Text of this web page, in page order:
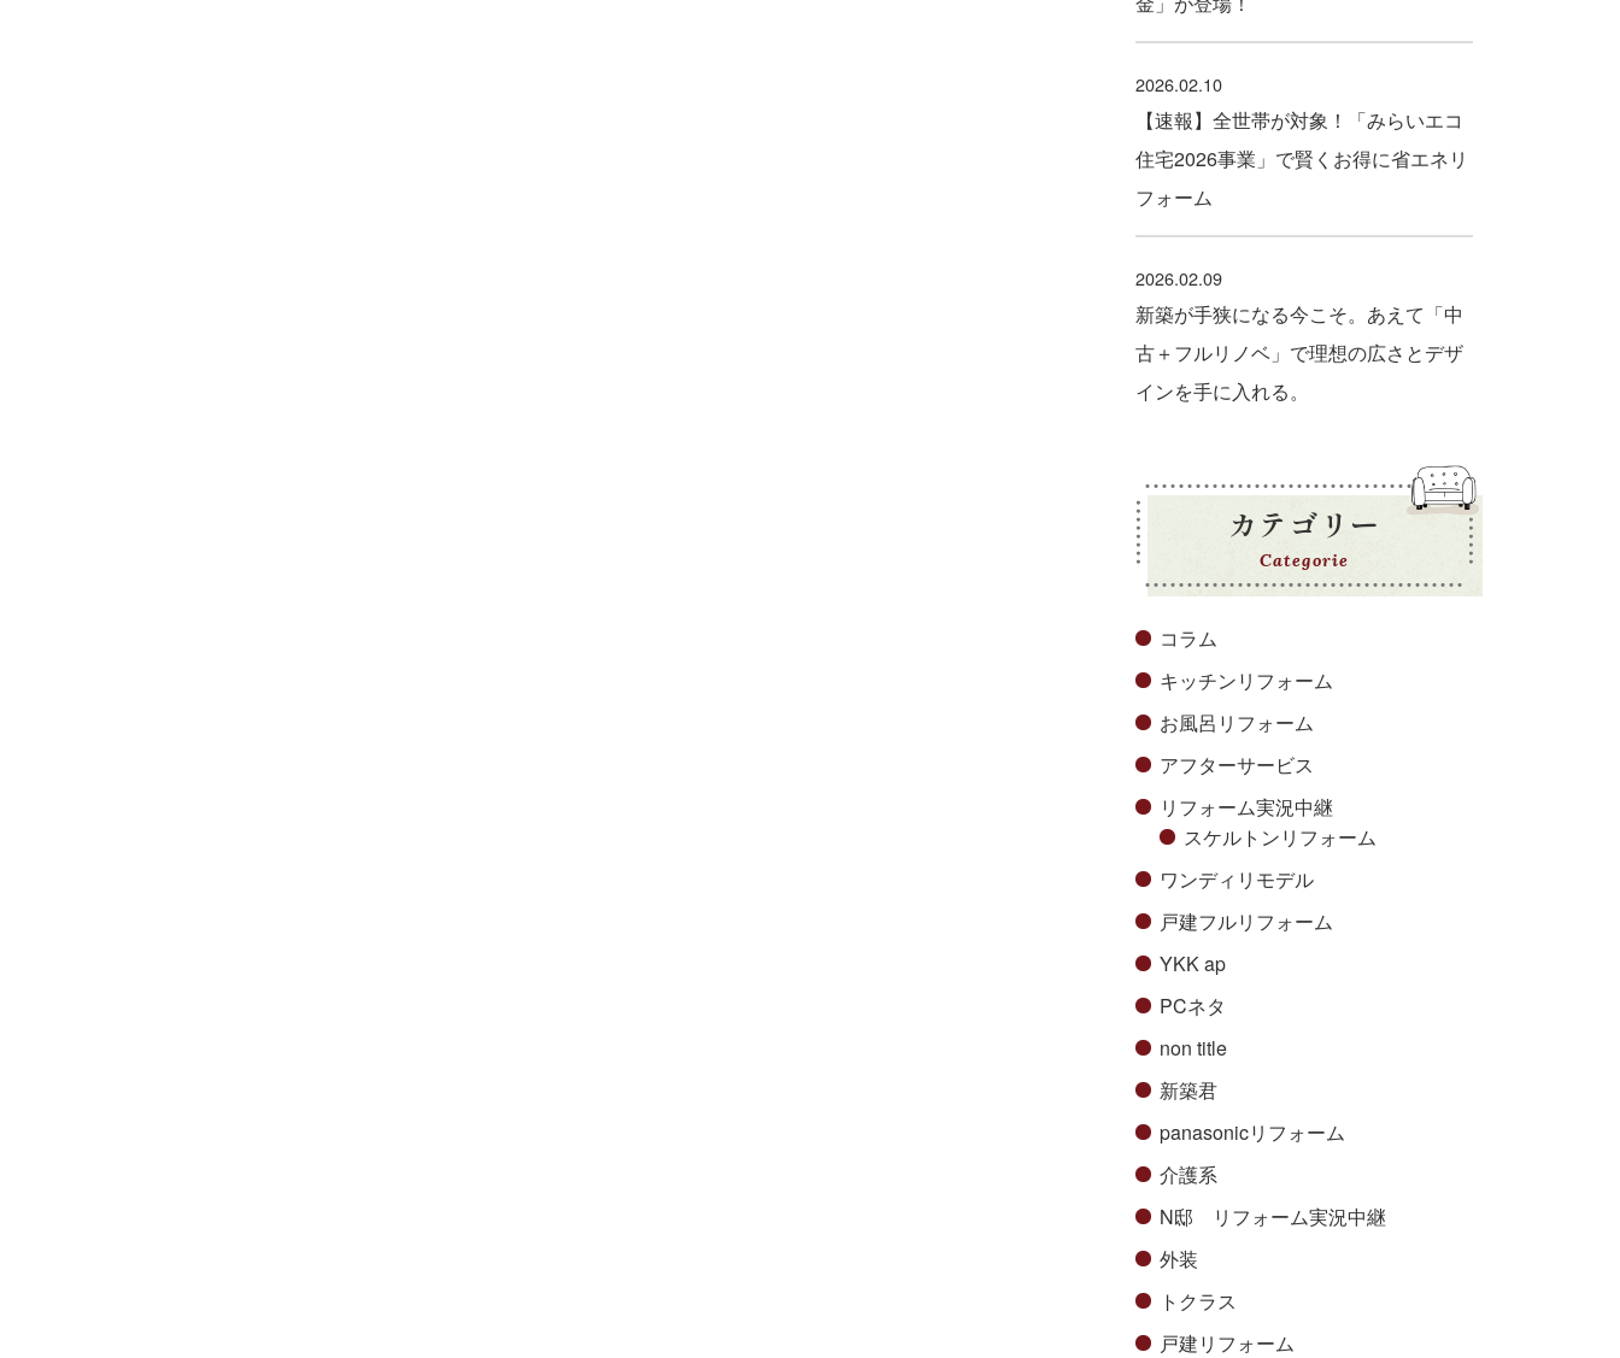
2026.02.10
【速報】全世帯が対象！「みらいエコ
住宅2026事業」で賢くお得に省エネリ
フォーム
2026.02.09
新築が手狭になる今こそ。あえて「中
古＋フルリノベ」で理想の広さとデザ
インを手に入れる。
カテゴリー
Categorie
コラム
キッチンリフォーム
お風呂リフォーム
アフターサービス
リフォーム実況中継
スケルトンリフォーム
ワンディリモデル
戸建フルリフォーム
YKK ap
PCネタ
non title
新築君
panasonicリフォーム
介護系
N邸 リフォーム実況中継
外装
トクラス
戸建リフォーム